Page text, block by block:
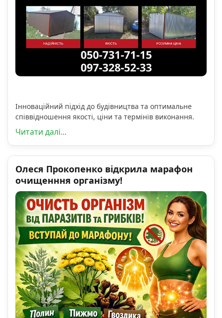
Інноваційний підхід до будівництва та оптимальне
співвідношення якості, ціни та термінів виконання.
Читати далі...
Олеся Прокопенко відкрила марафон
очищенння організму!